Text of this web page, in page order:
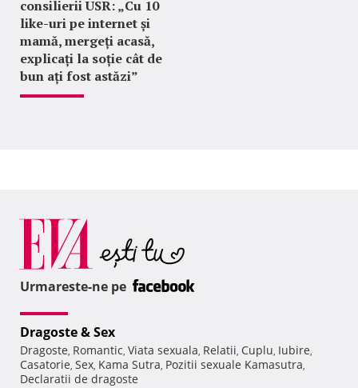
consilierii USR: „Cu 10
like-uri pe internet și
mamă, mergeți acasă,
explicați la soție cât de
bun ați fost astăzi”
Urmareste-ne pe
Dragoste & Sex
Dragoste, Romantic, Viata sexuala, Relatii, Cuplu, Iubire,
Casatorie, Sex, Kama Sutra, Pozitii sexuale Kamasutra,
Declaratii de dragoste